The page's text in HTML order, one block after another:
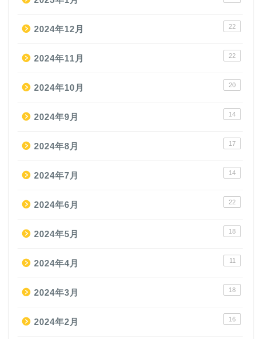
2024年12月 22
2024年11月 22
2024年10月 20
2024年9月 14
2024年8月 17
2024年7月 14
2024年6月 22
2024年5月 18
2024年4月 11
2024年3月 18
2024年2月 16